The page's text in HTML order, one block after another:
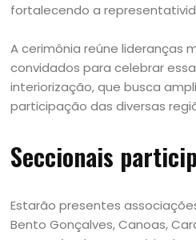
fortalecendo a
A cerimônia reúne lideranças
convidados para celebrar
interiorização, que busca
participação das diversas
Seccionais
Estarão presentes
Bento Gonçalves, Canoas,